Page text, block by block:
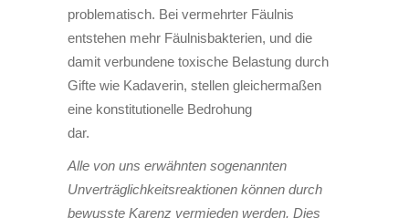
problematisch. Bei vermehrter Fäulnis
entstehen mehr Fäulnisbakterien, und die
damit verbundene toxische Belastung durch
Gifte wie Kadaverin, stellen gleichermaßen
eine konstitutionelle Bedrohung
dar.
Alle von uns erwähnten sogenannten
Unverträglichkeitsreaktionen können durch
bewusste Karenz vermieden werden. Dies